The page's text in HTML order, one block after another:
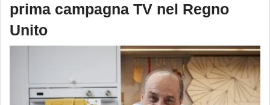
prima campagna TV nel Regno
Unito